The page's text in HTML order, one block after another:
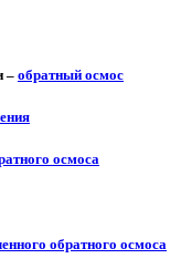
– обратный осмос
осмоса
обратного осмоса